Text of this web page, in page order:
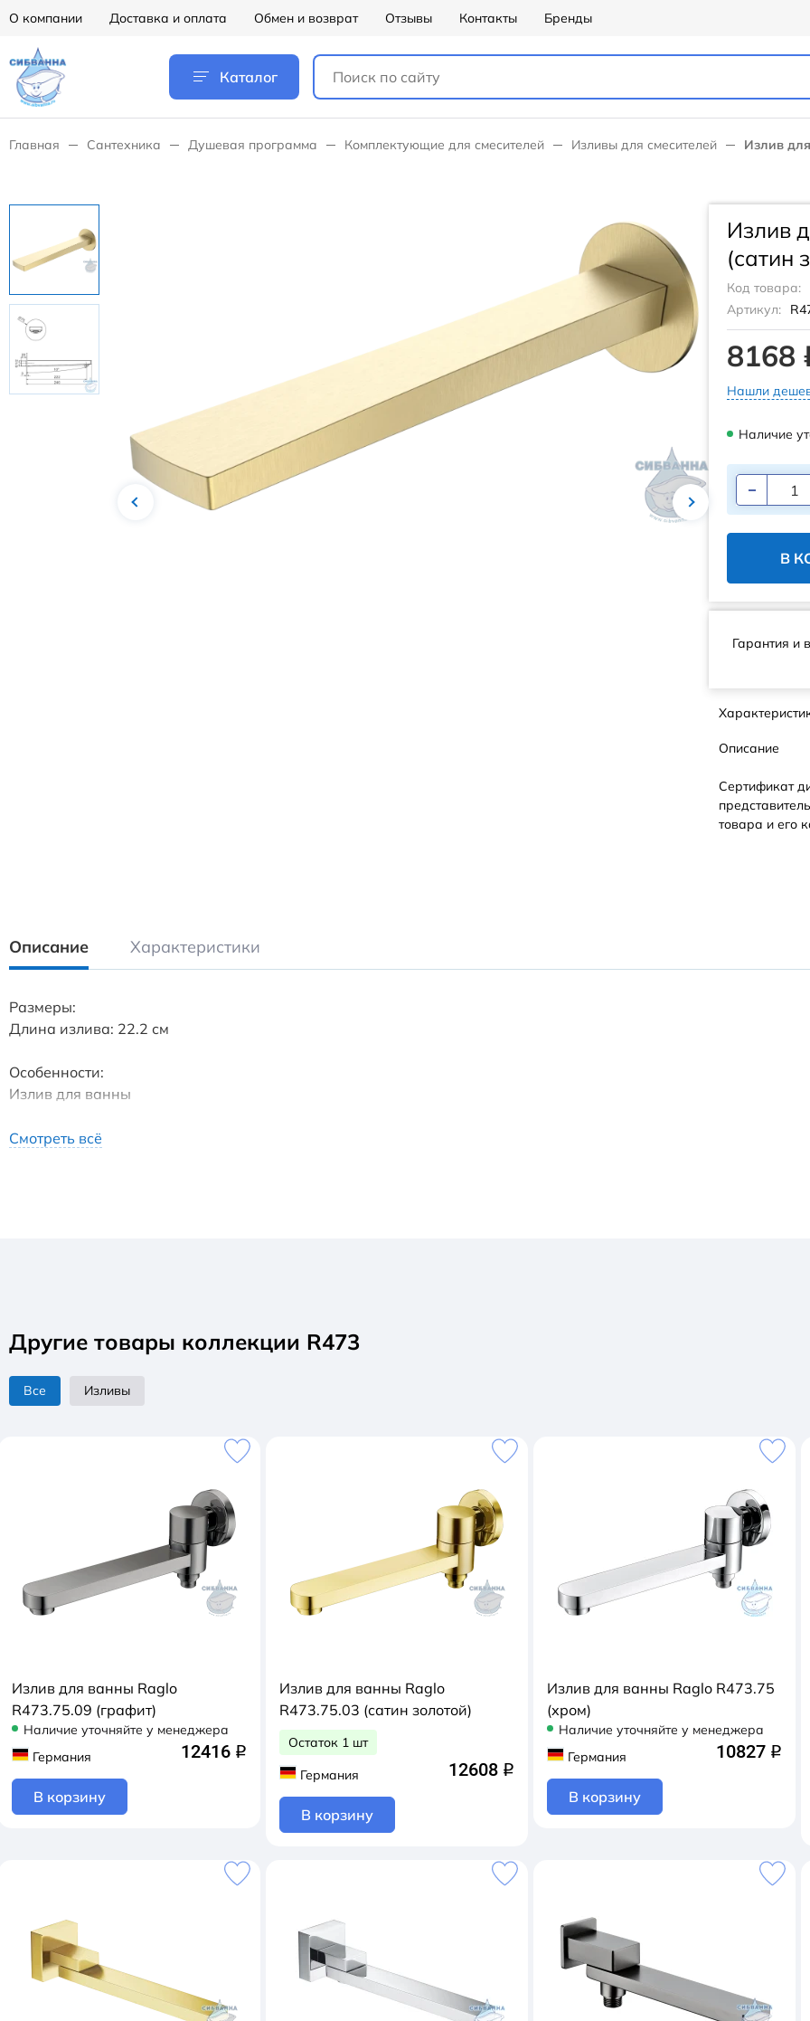
О компании Доставка и оплата Обмен и возврат Отзывы Контакты Бренды
Каталог
Главная Сантехника Душевая программа Комплектующие для смесителей Изливы для смесителей Излив
Излив
(сатин
Код товара:
Артикул:
8168
Нашли
Наличие
В
Гарантия и
Описание
Сертификат
товара и его
Описание Характеристики
Размеры:
Длина излива: 22.2 см
Особенности:
Излив для ванны
Особенности монтажа:
Смотреть всё
Другие товары коллекции R473
Все Изливы
Излив для ванны Raglo
R473.75.09 (графит)
Наличие уточняйте у менеджера
Германия
12416 q
В корзину
Излив для ванны Raglo
R473.75.03 (сатин золотой)
Остаток 1 шт
Германия
12608 q
В корзину
Излив для ванны Raglo R473.75
(хром)
Наличие уточняйте у менеджера
Германия
10827 q
В корзину